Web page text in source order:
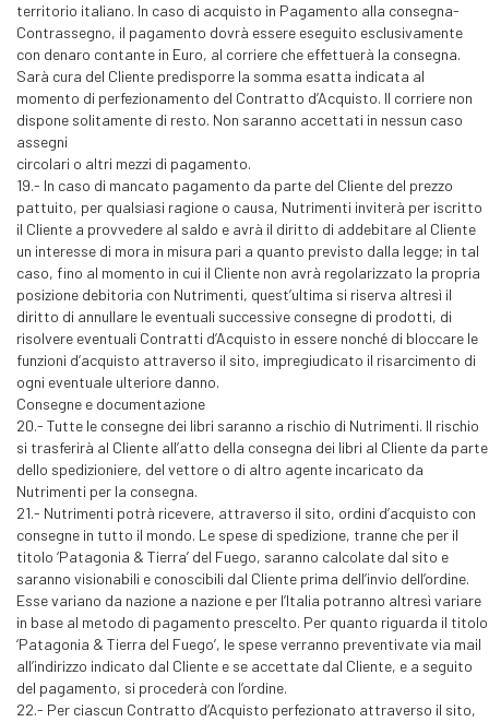
territorio italiano. In caso di acquisto in Pagamento alla consegna-
Contrassegno, il pagamento dovrà essere eseguito esclusivamente
con denaro contante in Euro, al corriere che effettuerà la consegna.
Sarà cura del Cliente predisporre la somma esatta indicata al
momento di perfezionamento del Contratto d’Acquisto. Il corriere non
dispone solitamente di resto. Non saranno accettati in nessun caso
assegni
circolari o altri mezzi di pagamento.
19.- In caso di mancato pagamento da parte del Cliente del prezzo
pattuito, per qualsiasi ragione o causa, Nutrimenti inviterà per iscritto
il Cliente a provvedere al saldo e avrà il diritto di addebitare al Cliente
un interesse di mora in misura pari a quanto previsto dalla legge; in tal
caso, fino al momento in cui il Cliente non avrà regolarizzato la propria
posizione debitoria con Nutrimenti, quest’ultima si riserva altresì il
diritto di annullare le eventuali successive consegne di prodotti, di
risolvere eventuali Contratti d’Acquisto in essere nonché di bloccare le
funzioni d’acquisto attraverso il sito, impregiudicato il risarcimento di
ogni eventuale ulteriore danno.
Consegne e documentazione
20.- Tutte le consegne dei libri saranno a rischio di Nutrimenti. Il rischio
si trasferirà al Cliente all’atto della consegna dei libri al Cliente da parte
dello spedizioniere, del vettore o di altro agente incaricato da
Nutrimenti per la consegna.
21.- Nutrimenti potrà ricevere, attraverso il sito, ordini d’acquisto con
consegne in tutto il mondo. Le spese di spedizione, tranne che per il
titolo ‘Patagonia & Tierra’ del Fuego, saranno calcolate dal sito e
saranno visionabili e conoscibili dal Cliente prima dell’invio dell’ordine.
Esse variano da nazione a nazione e per l’Italia potranno altresì variare
in base al metodo di pagamento prescelto. Per quanto riguarda il titolo
‘Patagonia & Tierra del Fuego’, le spese verranno preventivate via mail
all’indirizzo indicato dal Cliente e se accettate dal Cliente, e a seguito
del pagamento, si procederà con l’ordine.
22.- Per ciascun Contratto d’Acquisto perfezionato attraverso il sito,